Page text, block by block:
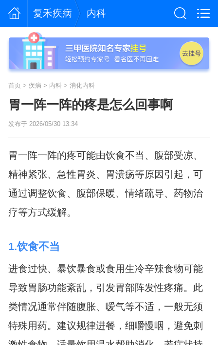
复禾疾病 内科
首页> 疾病 > 内科> 消化内科
胃一阵一阵的疼是怎么回事啊
发布于 2026/05/30 13:34
胃一阵一阵的疼可能由饮食不当、腹部受凉、
精神紧张、急性胃炎、胃溃疡等原因引起，可
通过调整饮食、腹部保暖、情绪疏导、药物治
疗等方式缓解。
1.饮食不当
进食过快、暴饮暴食或食用生冷辛辣食物可能
导致胃肠功能紊乱，引发胃部阵发性疼痛。此
类情况通常伴随腹胀、嗳气等不适，一般无须
特殊用药。建议规律进餐，细嚼慢咽，避免刺